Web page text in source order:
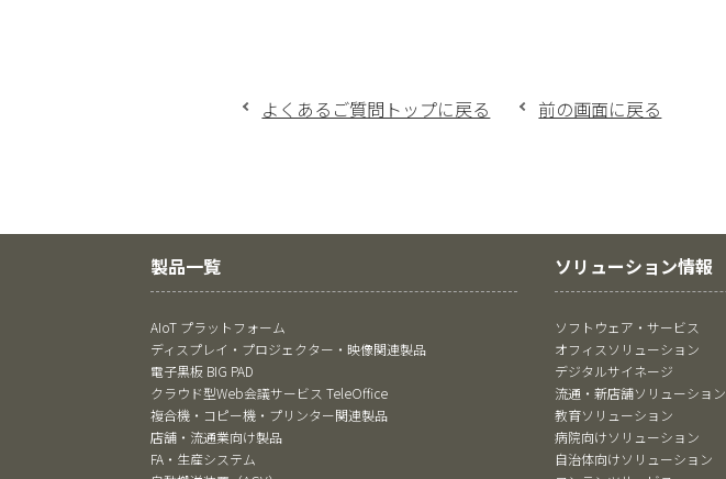
よくあるご質問トップに戻る 前の画面に戻る
製品一覧
AIoT プラットフォーム
ディスプレイ・プロジェクター・映像関連製品
電子黒板 BIG PAD
クラウド型Web会議サービス TeleOffice
複合機・コピー機・プリンター関連製品
店舗・流通業向け製品
FA・生産システム
ソリューション情報
ソフトウェア・サービス
オフィスソリューション
デジタルサイネージ
流通・新店舗ソリューション
教育ソリューション
病院向けソリューション
自治体向けソリューション